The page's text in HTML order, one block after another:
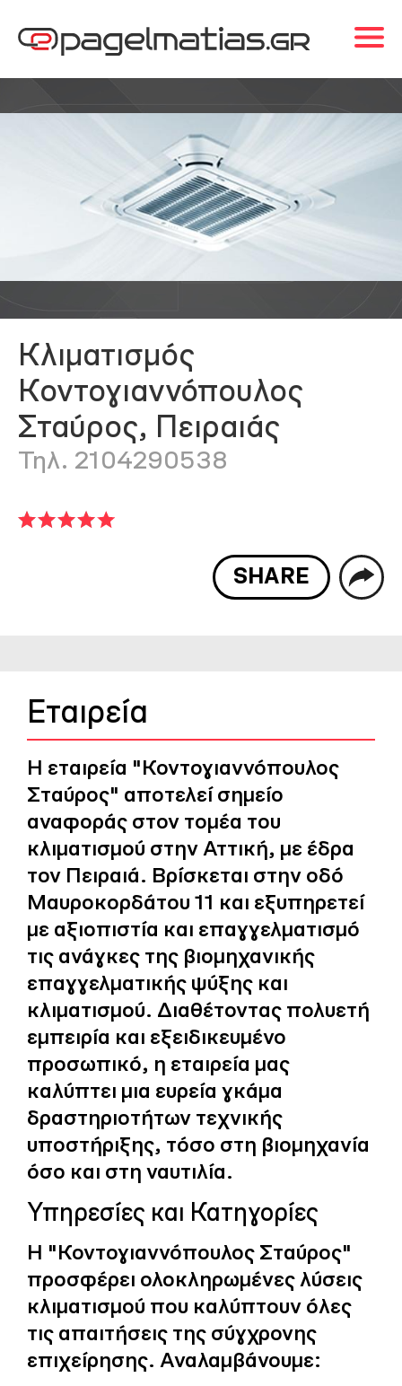
Κλιματισμός
Κοντογιαννόπουλος
Σταύρος, Πειραιάς
Τηλ. 2104290538
SHARE
Εταιρεία
Η εταιρεία "Κοντογιαννόπουλος
Σταύρος" αποτελεί σημείο
αναφοράς στον τομέα του
κλιματισμού στην Αττική, με έδρα
τον Πειραιά. Βρίσκεται στην οδό
Μαυροκορδάτου 11 και εξυπηρετεί
με αξιοπιστία και επαγγελματισμό
τις ανάγκες της βιομηχανικής
επαγγελματικής ψύξης και
κλιματισμού. Διαθέτοντας πολυετή
εμπειρία και εξειδικευμένο
προσωπικό, η εταιρεία μας
καλύπτει μια ευρεία γκάμα
δραστηριοτήτων τεχνικής
υποστήριξης, τόσο στη βιομηχανία
όσο και στη ναυτιλία.
Υπηρεσίες και Κατηγορίες
Η "Κοντογιαννόπουλος Σταύρος"
προσφέρει ολοκληρωμένες λύσεις
κλιματισμού που καλύπτουν όλες
τις απαιτήσεις της σύγχρονης
επιχείρησης. Αναλαμβάνουμε: